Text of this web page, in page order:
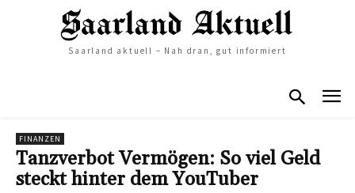
Saarland aktuell – Nah dran, gut informiert
FINANZEN
Tanzverbot Vermögen: So viel Geld
steckt hinter dem YouTuber